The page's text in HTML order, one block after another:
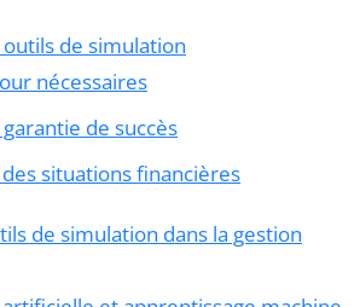
de simulation
nécessaires
de succès
situations financières
de simulation dans la gestion